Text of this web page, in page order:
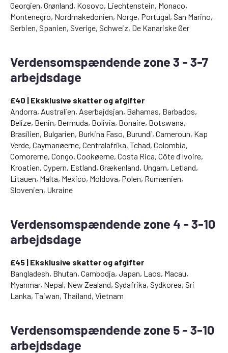
Georgien, Grønland, Kosovo, Liechtenstein, Monaco,
Montenegro, Nordmakedonien, Norge, Portugal, San Marino,
Serbien, Spanien, Sverige, Schweiz, De Kanariske Øer
Verdensomspændende zone 3 - 3-7
arbejdsdage
£40 | Eksklusive skatter og afgifter
Andorra, Australien, Aserbajdsjan, Bahamas, Barbados,
Belize, Benin, Bermuda, Bolivia, Bonaire, Botswana,
Brasilien, Bulgarien, Burkina Faso, Burundi, Cameroun, Kap
Verde, Caymanøerne, Centralafrika, Tchad, Colombia,
Comorerne, Congo, Cookøerne, Costa Rica, Côte d'Ivoire,
Kroatien, Cypern, Estland, Grækenland, Ungarn, Letland,
Litauen, Malta, Mexico, Moldova, Polen, Rumænien,
Slovenien, Ukraine
Verdensomspændende zone 4 - 3-10
arbejdsdage
£45 | Eksklusive skatter og afgifter
Bangladesh, Bhutan, Cambodja, Japan, Laos, Macau,
Myanmar, Nepal, New Zealand, Sydafrika, Sydkorea, Sri
Lanka, Taiwan, Thailand, Vietnam
Verdensomspændende zone 5 - 3-10
arbejdsdage